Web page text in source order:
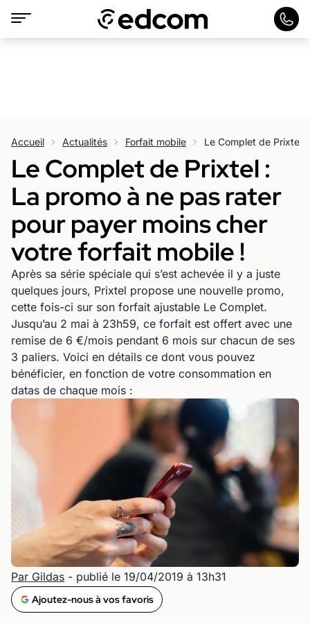
Accueil Actualités Forfait mobile
Le Complet de Prixtel :
La promo à ne pas rater
pour payer moins cher
votre forfait mobile !
Après sa série spéciale qui s’est achevée il y a juste
quelques jours, Prixtel propose une nouvelle promo,
cette fois-ci sur son forfait ajustable Le Complet.
Jusqu’au 2 mai à 23h59, ce forfait est offert avec une
remise de 6 €/mois pendant 6 mois sur chacun de ses
3 paliers. Voici en détails ce dont vous pouvez
bénéficier, en fonction de votre consommation en
datas de chaque mois :
Par Gildas - publié le 19/04/2019 à 13h31
Ajoutez-nous à vos favoris